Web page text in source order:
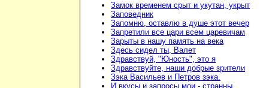
Замок временем срыт и укутан, укрыт
Заповедник
Запомню, оставлю в душе этот вечер
Запретили все цари всем царевичам
Зарыты в нашу память на века
Здесь сидел ты, Валет
Здравствуй, "Юность", это я
Здравствуйте, наши добрые зрители
Зэка Васильев и Петров зэка.
И вкусы и запросы мои - странны